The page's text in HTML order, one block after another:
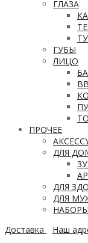
ГЛАЗА
ГУБЫ
ЛИЦО
ПРОЧЕЕ
ДЛЯ
ДЛЯ
ДЛЯ
НАБОРЫ
Доставка
Наш